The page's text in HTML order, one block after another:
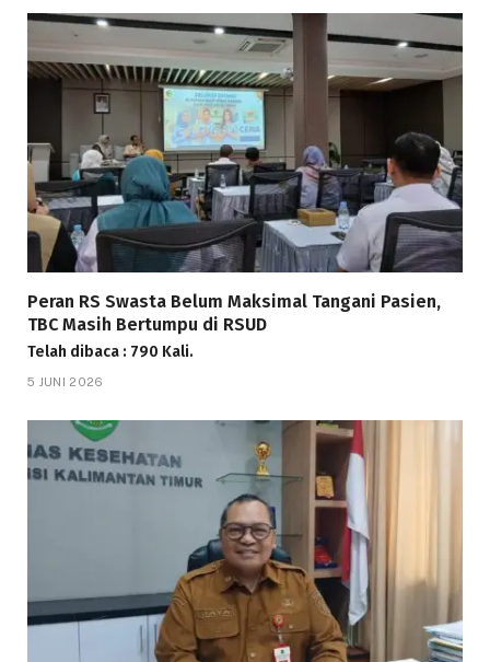
Peran RS Swasta Belum Maksimal Tangani Pasien,
TBC Masih Bertumpu di RSUD
Telah dibaca : 790 Kali.
5 JUNI 2026